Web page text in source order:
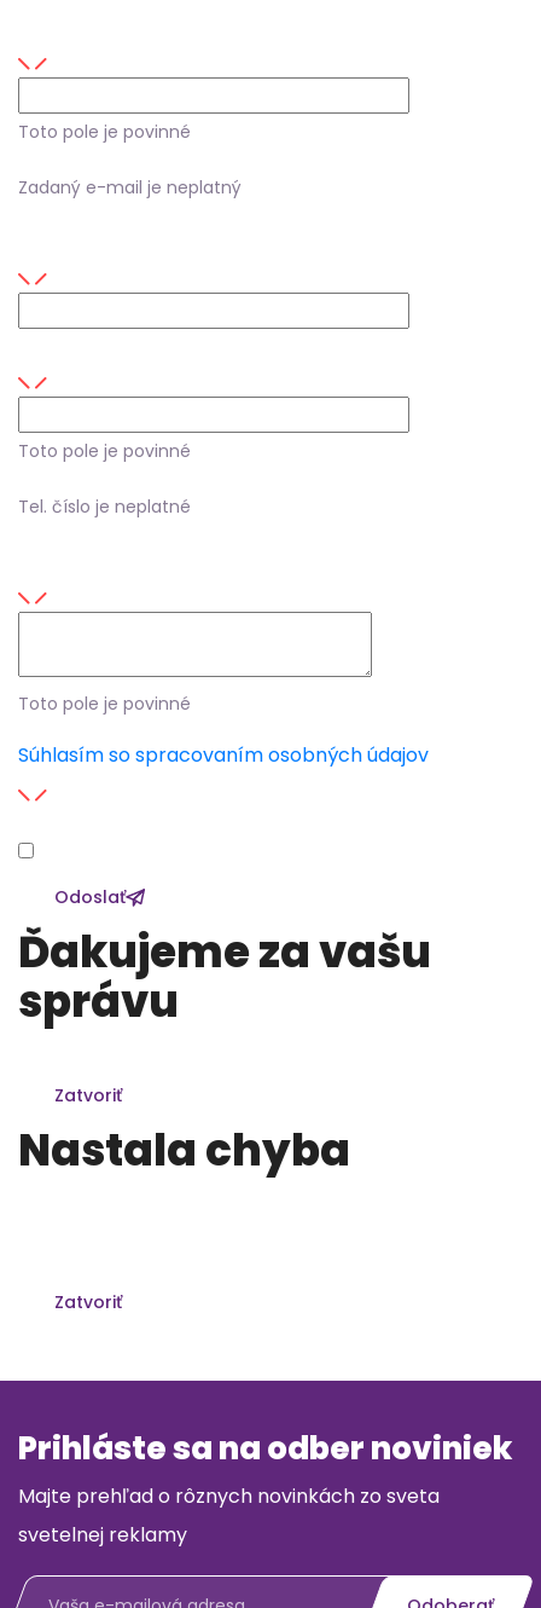
Toto pole je povinné
Zadaný e-mail je neplatný
Toto pole je povinné
Tel. číslo je neplatné
Toto pole je povinné
Súhlasím so spracovaním osobných údajov
Odoslať
Ďakujeme za vašu
správu
Zatvoriť
Nastala chyba
Zatvoriť
Prihláste sa na odber noviniek
Majte prehľad o rôznych novinkách zo sveta
svetelnej reklamy